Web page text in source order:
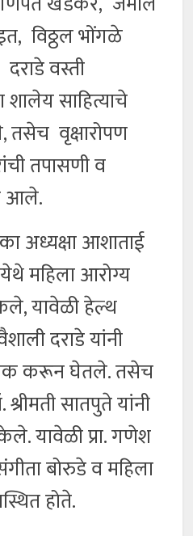
विठ्ठल भोंगळे
वस्ती
शालेय साहित्याचे
वृक्षारोपण
तपासणी व
आले.
अध्यक्षा आशाताई
महिला आरोग्य
यावेळी हेल्थ
दराडे यांनी
करून घेतले. तसेच
सातपुते यांनी
यावेळी प्रा. गणेश
बोरुडे व महिला
होते.